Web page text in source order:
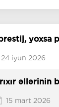
yoxsa
24 iyun 2026
əllərinin
15 mart 2026